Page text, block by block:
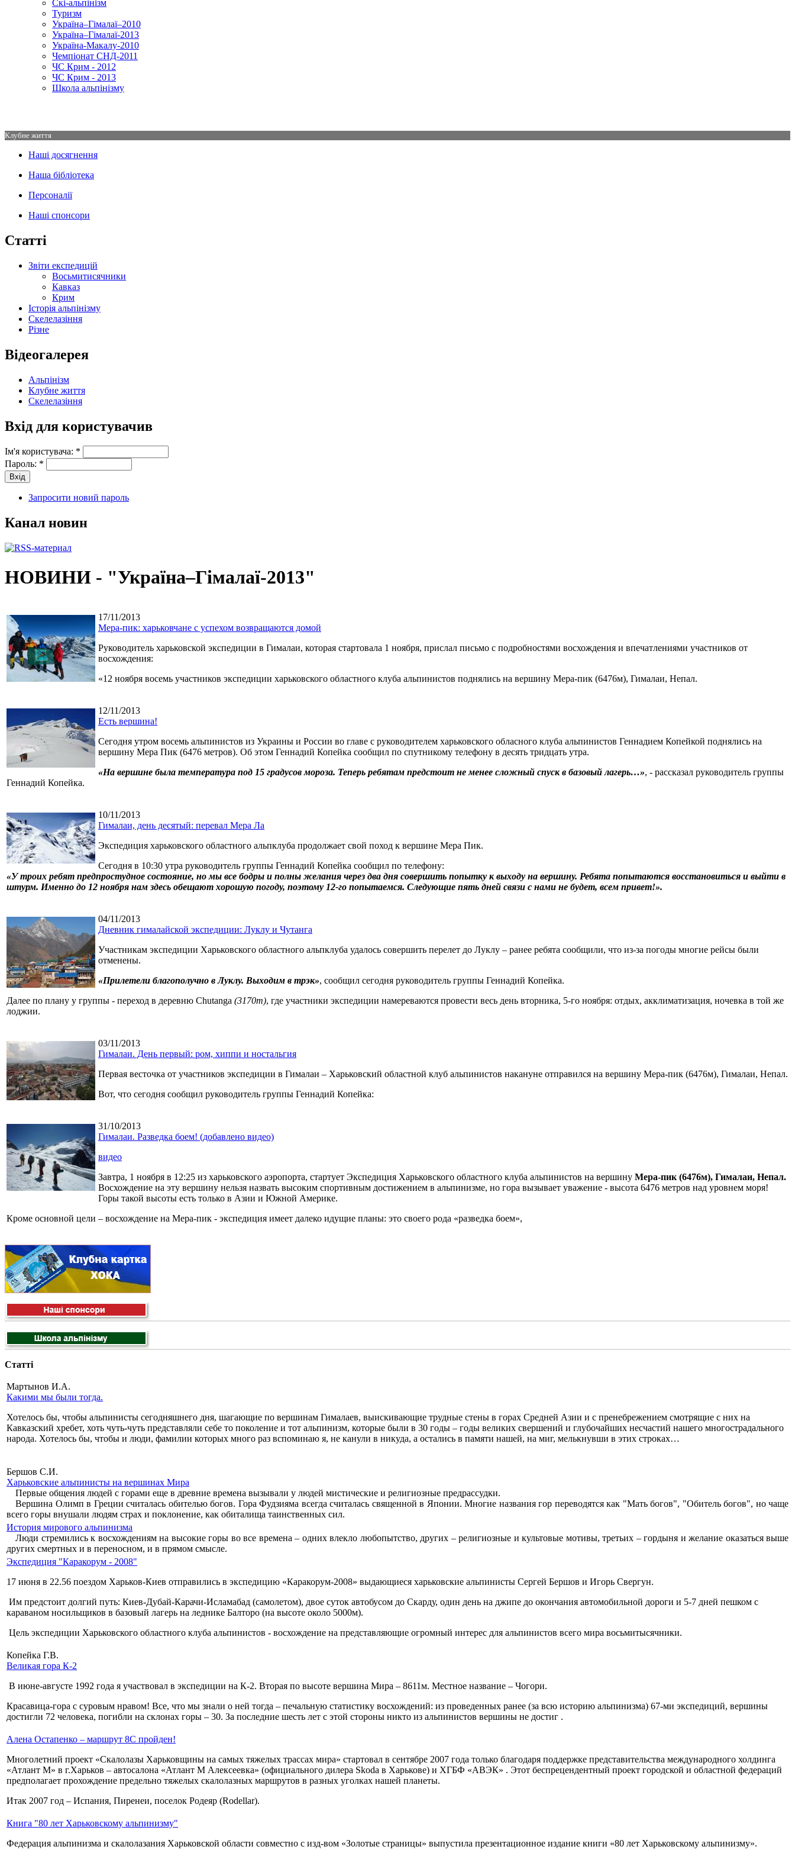
Скі-альпінізм
Туризм
Україна–Гімалаї–2010
Україна–Гімалаї-2013
Україна-Макалу-2010
Чемпіонат СНД-2011
ЧС Крим - 2012
ЧС Крим - 2013
Школа альпінізму
Клубне життя
Наші досягнення
Наша бібліотека
Персоналії
Наші спонсори
Статті
Звіти експедицій
Восьмитисячники
Кавказ
Крим
Історія альпінізму
Скелелазіння
Різне
Відеогалерея
Альпінізм
Клубне життя
Скелелазіння
Вхід для користувачив
Ім'я користувача: *
Пароль: *
Запросити новий пароль
Канал новин
НОВИНИ - "Україна–Гімалаї-2013"
17/11/2013
Мера-пик: харьковчане с успехом возвращаются домой
Руководитель харьковской экспедиции в Гималаи, которая стартовала 1 ноября, прислал письмо с подробностями восхождения и впечатлениями участников от
восхождения:
«12 ноября восемь участников экспедиции харьковского областного клуба альпинистов поднялись на вершину Мера-пик (6476м), Гималаи, Непал.
12/11/2013
Есть вершина!
Сегодня утром восемь альпинистов из Украины и России во главе с руководителем харьковского обласного клуба альпинистов Геннадием Копейкой поднялись на
вершину Мера Пик (6476 метров). Об этом Геннадий Копейка сообщил по спутникому телефону в десять тридцать утра.
«На вершине была температура под 15 градусов мороза. Теперь ребятам предстоит не менее сложный спуск в базовый лагерь…», - рассказал руководитель группы
Геннадий Копейка.
10/11/2013
Гималаи, день десятый: перевал Мера Ла
Экспедиция харьковского областного альпклуба продолжает свой поход к вершине Мера Пик.
Сегодня в 10:30 утра руководитель группы Геннадий Копейка сообщил по телефону:
«У троих ребят предпростудное состояние, но мы все бодры и полны желания через два дня совершить попытку к выходу на вершину. Ребята попытаются восстановиться и выйти в
штурм. Именно до 12 ноября нам здесь обещают хорошую погоду, поэтому 12-го попытаемся. Следующие пять дней связи с нами не будет, всем привет!».
04/11/2013
Дневник гималайской экспедиции: Луклу и Чутанга
Участникам экспедиции Харьковского областного альпклуба удалось совершить перелет до Луклу – ранее ребята сообщили, что из-за погоды многие рейсы были
отменены.
«Прилетели благополучно в Луклу. Выходим в трэк», сообщил сегодня руководитель группы Геннадий Копейка.
Далее по плану у группы - переход в деревню Chutanga (3170m), где участники экспедиции намереваются провести весь день вторника, 5-го ноября: отдых, акклиматизация, ночевка в той же
лоджии.
03/11/2013
Гималаи. День первый: ром, хиппи и ностальгия
Первая весточка от участников экспедиции в Гималаи – Харьковский областной клуб альпинистов накануне отправился на вершину Мера-пик (6476м), Гималаи, Непал.
Вот, что сегодня сообщил руководитель группы Геннадий Копейка:
31/10/2013
Гималаи. Разведка боем! (добавлено видео)
видео
Завтра, 1 ноября в 12:25 из харьковского аэропорта, стартует Экспедиция Харьковского областного клуба альпинистов на вершину Мера-пик (6476м), Гималаи, Непал.
Восхождение на эту вершину нельзя назвать высоким спортивным достижением в альпинизме, но гора вызывает уважение - высота 6476 метров над уровнем моря!
Горы такой высоты есть только в Азии и Южной Америке.
Кроме основной цели – восхождение на Мера-пик - экспедиция имеет далеко идущие планы: это своего рода «разведка боем»,
Статті
Мартынов И.А.
Какими мы были тогда.
Хотелось бы, чтобы альпинисты сегодняшнего дня, шагающие по вершинам Гималаев, выискивающие трудные стены в горах Средней Азии и с пренебрежением смотрящие с них на
Кавказский хребет, хоть чуть-чуть представляли себе то поколение и тот альпинизм, которые были в 30 годы – годы великих свершений и глубочайших несчастий нашего многострадального
народа. Хотелось бы, чтобы и люди, фамилии которых много раз вспоминаю я, не канули в никуда, а остались в памяти нашей, на миг, мелькнувши в этих строках…
Бершов С.И.
Харьковские альпинисты на вершинах Мира
Первые общения людей с горами еще в древние времена вызывали у людей мистические и религиозные предрассудки.
Вершина Олимп в Греции считалась обителью богов. Гора Фудзияма всегда считалась священной в Японии. Многие названия гор переводятся как "Мать богов", "Обитель богов", но чаще
всего горы внушали людям страх и поклонение, как обиталища таинственных сил.
История мирового альпинизма
Люди стремились к восхождениям на высокие горы во все времена – одних влекло любопытство, других – религиозные и культовые мотивы, третьих – гордыня и желание оказаться выше
других смертных и в переносном, и в прямом смысле.
Экспедиция "Каракорум - 2008"
17 июня в 22.56 поездом Харьков-Киев отправились в экспедицию «Каракорум-2008» выдающиеся харьковские альпинисты Сергей Бершов и Игорь Свергун.
Им предстоит долгий путь: Киев-Дубай-Карачи-Исламабад (самолетом), двое суток автобусом до Скарду, один день на джипе до окончания автомобильной дороги и 5-7 дней пешком с
караваном носильщиков в базовый лагерь на леднике Балторо (на высоте около 5000м).
Цель экспедиции Харьковского областного клуба альпинистов - восхождение на представляющие огромный интерес для альпинистов всего мира восьмитысячники.
Копейка Г.В.
Великая гора К-2
В июне-августе 1992 года я участвовал в экспедиции на К-2. Вторая по высоте вершина Мира – 8611м. Местное название – Чогори.
Красавица-гора с суровым нравом! Все, что мы знали о ней тогда – печальную статистику восхождений: из проведенных ранее (за всю историю альпинизма) 67-ми экспедиций, вершины
достигли 72 человека, погибли на склонах горы – 30. За последние шесть лет с этой стороны никто из альпинистов вершины не достиг .
Алена Остапенко – маршрут 8С пройден!
Многолетний проект «Скалолазы Харьковщины на самых тяжелых трассах мира» стартовал в сентябре 2007 года только благодаря поддержке представительства международного холдинга
«Атлант М» в г.Харьков – автосалона «Атлант М Алексеевка» (официального дилера Skoda в Харькове) и ХГБФ «АВЭК» . Этот беспрецендентный проект городской и областной федераций
предполагает прохождение предельно тяжелых скалолазных маршрутов в разных уголках нашей планеты.
Итак 2007 год – Испания, Пиренеи, поселок Родеяр (Rodellar).
Книга "80 лет Харьковскому альпинизму"
Федерация альпинизма и скалолазания Харьковской области совместно с изд-вом «Золотые страницы» выпустила презентационное издание книги «80 лет Харьковскому альпинизму».